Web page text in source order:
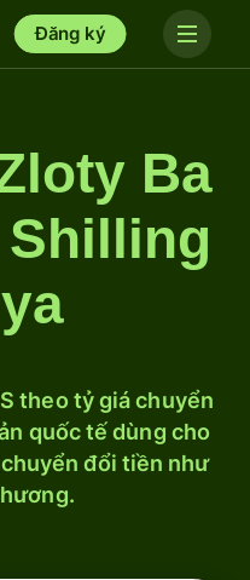
Đăng ký
Ba
theo tỷ giá chuyển
quốc tế dùng cho
đổi tiền như